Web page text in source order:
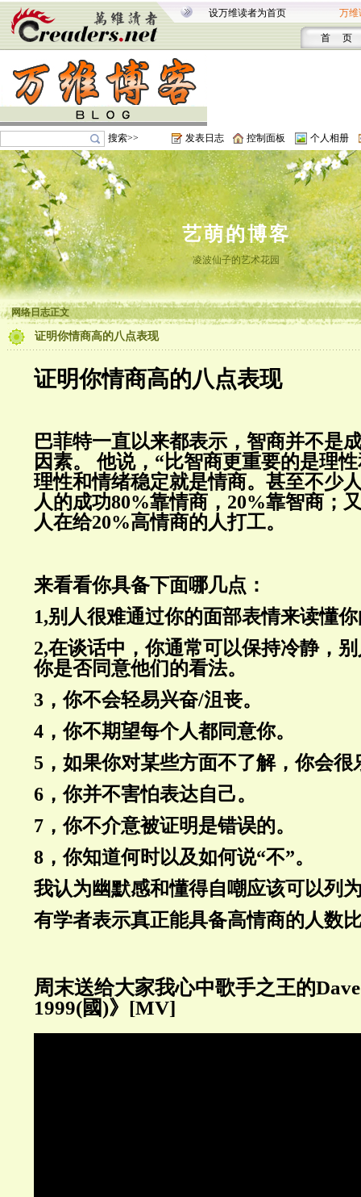
设万维读者为首页 万维
首 页
搜索>> 发表日志 控制面板 个人相册
艺萌的博客
凌波仙子的艺术花园
网络日志正文
证明你情商高的八点表现
证明你情商高的八点表现
巴菲特一直以来都表示，智商并不是
因素。 他说，“比智商更重要的是理
理性和情绪稳定就是情商。甚至不少
人的成功80%靠情商，20%靠智商；
人在给20%高情商的人打工。
来看看你具备下面哪几点：
1,别人很难通过你的面部表情来读懂
2,在谈话中，你通常可以保持冷静，
你是否同意他们的看法。
3，你不会轻易兴奋/沮丧。
4，你不期望每个人都同意你。
5，如果你对某些方面不了解，你会很
6，你并不害怕表达自己。
7，你不介意被证明是错误的。
8，你知道何时以及如何说“不”。
我认为幽默感和懂得自嘲应该可以列
有学者表示真正能具备高情商的人数
周末送给大家我心中歌手之王的
1999(國)》[MV]